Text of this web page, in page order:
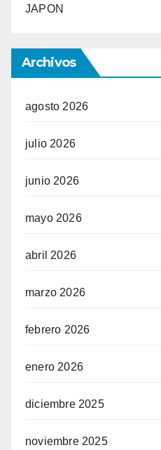
JAPON
Archivos
agosto 2026
julio 2026
junio 2026
mayo 2026
abril 2026
marzo 2026
febrero 2026
enero 2026
diciembre 2025
noviembre 2025